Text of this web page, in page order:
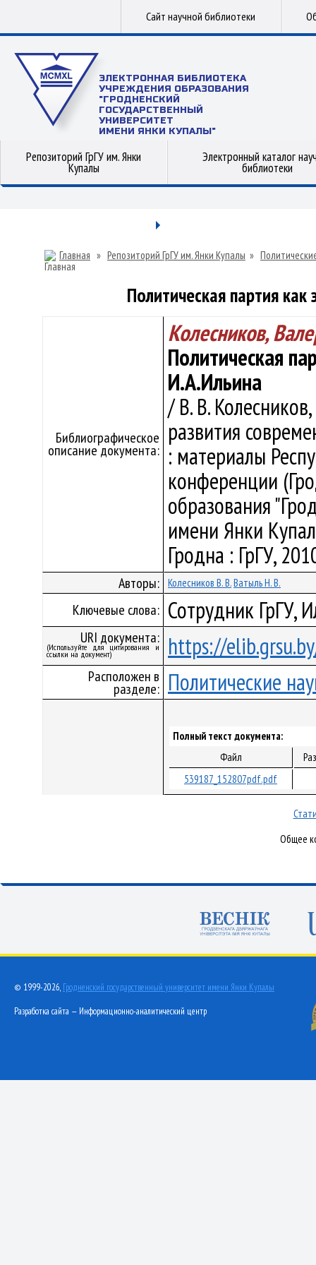
Сайт научной библиотеки
ЭЛЕКТРОННАЯ БИБЛИОТЕКА
УЧРЕЖДЕНИЯ ОБРАЗОВАНИЯ
"ГРОДНЕНСКИЙ
ГОСУДАРСТВЕННЫЙ
УНИВЕРСИТЕТ
ИМЕНИ ЯНКИ КУПАЛЫ"
Репозиторий ГрГУ им. Янки
Купалы
Электронный каталог
библиотеки
Главная » Репозиторий ГрГУ им. Янки Купалы »
Политическая партия
Библиографическое
описание документа:
Колесников,
Политическая
И.А.Ильина
/ В. В.
развития
: материалы
конференции
образования
имени Янки
Гродна : ГрГУ,
Авторы: Колесников В. В.Ватыль Н. В.
Ключевые слова: Сотрудник ГрГУ,
URI документа:
(Используйте для цитирования и
ссылки на документ) https://
Расположен в
разделе: Политические
Полный текст документа:
Файл
539187_152807pdf.pdf
Общее
© 1999-2026, Гродненский государственный университет имени Янки Купалы
Разработка сайта — Информационно-аналитический центр